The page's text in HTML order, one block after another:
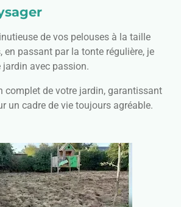
de vos pelouses à la taille
en passant par la tonte régulière, je
jardin avec passion.
complet de votre jardin, garantissant
un cadre de vie toujours agréable.